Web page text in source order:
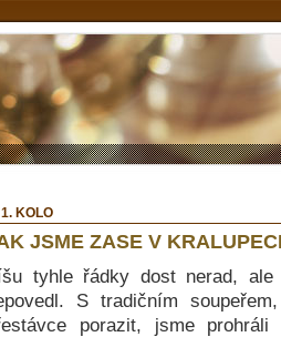
1. KOLO
JSME ZASE V
tyhle řádky dost nerad,
S tradičním
porazit, jsme